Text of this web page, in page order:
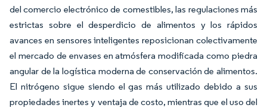
del comercio electrónico de comestibles, las regulaciones más
estrictas sobre el desperdicio de alimentos y los rápidos
avances en sensores inteligentes reposicionan colectivamente
el mercado de envases en atmósfera modificada como piedra
angular de la logística moderna de conservación de alimentos.
El nitrógeno sigue siendo el gas más utilizado debido a sus
propiedades inertes y ventaja de costo, mientras que el uso del